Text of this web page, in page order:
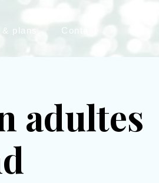
plans Contact
adultes